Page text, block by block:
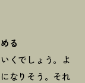
る
くでしょう。よ
なりそう。それ